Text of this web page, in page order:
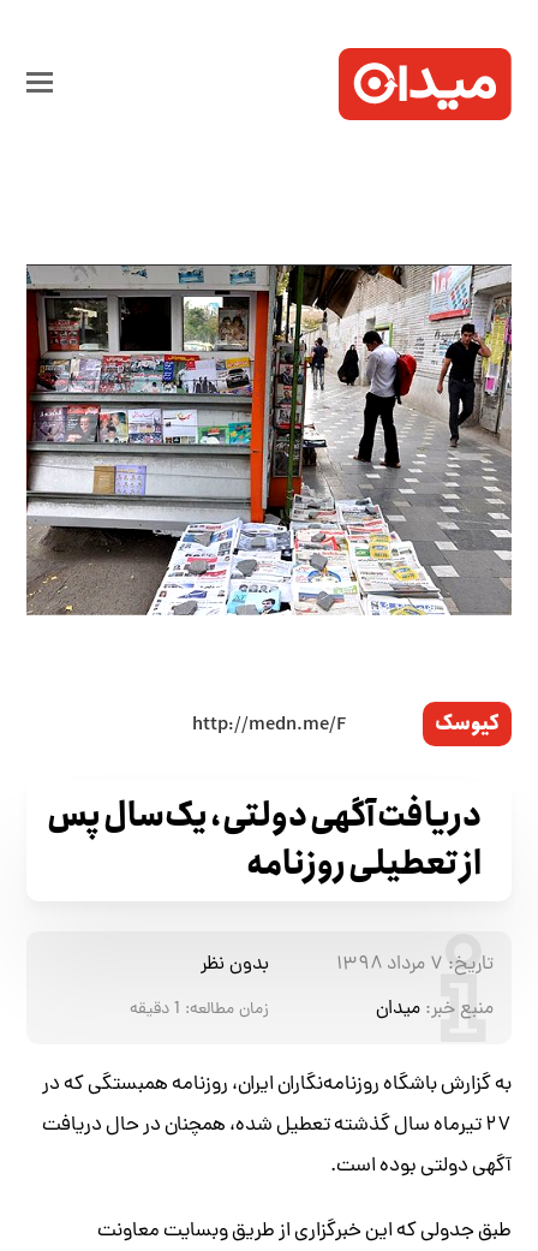
کیوسک
دریافت آگهی دولتی، یک‌سال پس
از تعطیلی روزنامه
تاریخ: ۷ مرداد ۱۳۹۸
بدون نظر
منبع خبر: میدان زمان مطالعه: 1دقیقه
به گزارش باشگاه روزنامه‌نگاران ایران، روزنامه همبستگی که در
۲۷ تیرماه سال گذشته تعطیل شده، همچنان در حال دریافت
آگهی دولتی بوده است.
طبق جدولی که این خبرگزاری از طریق وبسایت معاونت